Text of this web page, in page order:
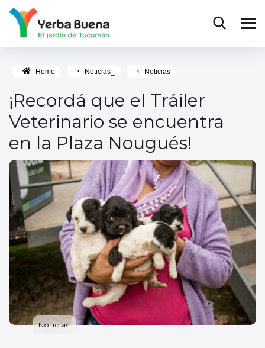
Home Noticias_ Noticias
¡Recordá que el Tráiler
Veterinario se encuentra
en la Plaza Nougués!
Noticias